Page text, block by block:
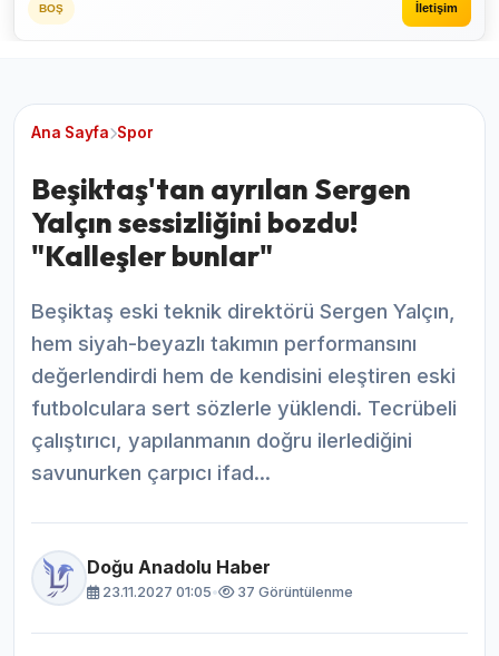
BOŞ İletişim
Ana Sayfa Spor
Beşiktaş'tan ayrılan Sergen
Yalçın sessizliğini bozdu!
"Kalleşler bunlar"
Beşiktaş eski teknik direktörü Sergen Yalçın,
hem siyah-beyazlı takımın performansını
değerlendirdi hem de kendisini eleştiren eski
futbolculara sert sözlerle yüklendi. Tecrübeli
çalıştırıcı, yapılanmanın doğru ilerlediğini
savunurken çarpıcı ifad...
Doğu Anadolu Haber
23.11.2027 01:05• 37 Görüntülenme